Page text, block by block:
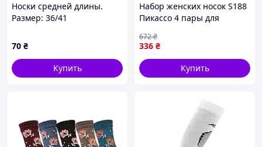
Носки средней длины.
Размер: 36/41
70 ₴
Купить
Набор женских носок S188
Пикассо 4 пары для
комфортные носки для
повседневной носки
336 ₴
672₴
Купить